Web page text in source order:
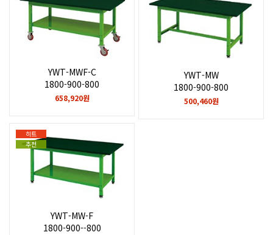
YWT-MWF-C
1800-900-800
658,920원
YWT-MW
1800-900-800
500,460원
히트
추천
YWT-MW-F
1800-900--800